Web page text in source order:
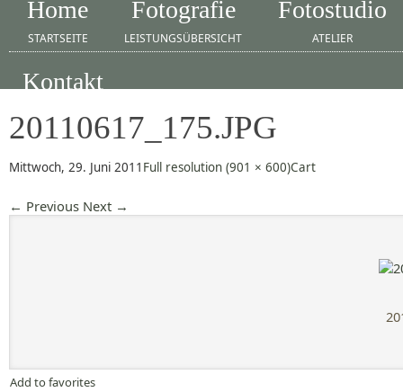
Home
STARTSEITE
Fotografie
LEISTUNGSÜBERSICHT
Fotostudio
ATELIER
Kontakt
20110617_175.JPG
Mittwoch, 29. Juni 2011 Full resolution (901 × 600)Cart
← Previous Next →
Add to favorites